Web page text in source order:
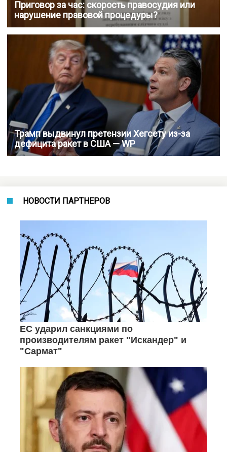
Приговор за час: скорость правосудия или
нарушение правовой процедуры?
Трамп выдвинул претензии Хегсету из-за
дефицита ракет в США — WP
НОВОСТИ ПАРТНЕРОВ